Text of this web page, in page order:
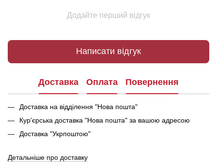
Додайте перший відгук
Написати відгук
Доставка Оплата Повернення
Доставка на відділення "Нова пошта"
Кур'єрська доставка "Нова пошта" за вашою адресою
Доставка "Укрпоштою"
Детальніше про доставку